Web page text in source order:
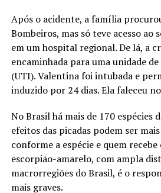
Após o acidente, a família
Bombeiros, mas só teve acesso
em um hospital regional. De lá, a
encaminhada para uma unidade
(UTI). Valentina foi intubada e
induzido por 24 dias. Ela faleceu
No Brasil há mais de 170 espécies
efeitos das picadas podem ser
conforme a espécie e quem recebe
escorpião-amarelo, com ampla
macrorregiões do Brasil, é o
mais graves.